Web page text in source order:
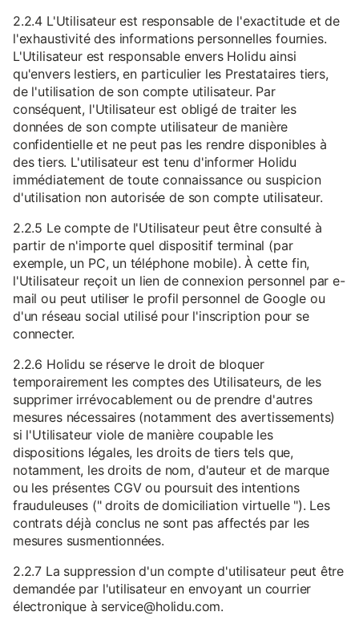
2.2.4 L'Utilisateur est responsable de l'exactitude et de
l'exhaustivité des informations personnelles fournies.
L'Utilisateur est responsable envers Holidu ainsi
qu'envers lestiers, en particulier les Prestataires tiers,
de l'utilisation de son compte utilisateur. Par
conséquent, l'Utilisateur est obligé de traiter les
données de son compte utilisateur de manière
confidentielle et ne peut pas les rendre disponibles à
des tiers. L'utilisateur est tenu d'informer Holidu
immédiatement de toute connaissance ou suspicion
d'utilisation non autorisée de son compte utilisateur.
2.2.5 Le compte de l'Utilisateur peut être consulté à
partir de n'importe quel dispositif terminal (par
exemple, un PC, un téléphone mobile). À cette fin,
l'Utilisateur reçoit un lien de connexion personnel par e-
mail ou peut utiliser le profil personnel de Google ou
d'un réseau social utilisé pour l'inscription pour se
connecter.
2.2.6 Holidu se réserve le droit de bloquer
temporairement les comptes des Utilisateurs, de les
supprimer irrévocablement ou de prendre d'autres
mesures nécessaires (notamment des avertissements)
si l'Utilisateur viole de manière coupable les
dispositions légales, les droits de tiers tels que,
notamment, les droits de nom, d'auteur et de marque
ou les présentes CGV ou poursuit des intentions
frauduleuses (" droits de domiciliation virtuelle "). Les
contrats déjà conclus ne sont pas affectés par les
mesures susmentionnées.
2.2.7 La suppression d'un compte d'utilisateur peut être
demandée par l'utilisateur en envoyant un courrier
électronique à service@holidu.com.